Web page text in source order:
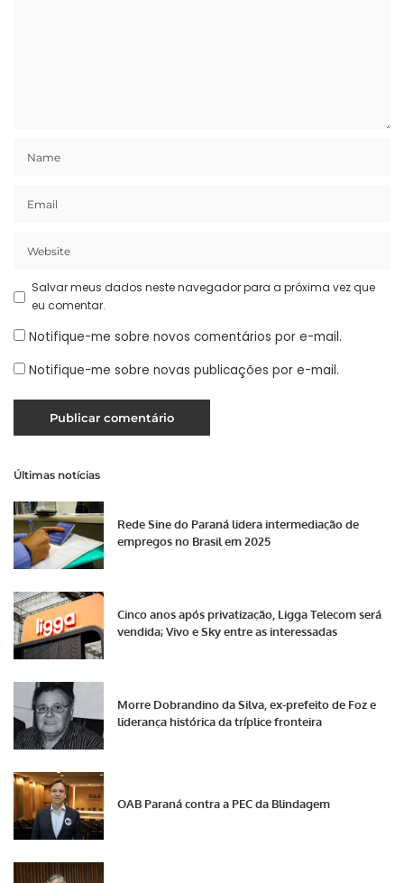
Salvar meus dados neste navegador para a próxima vez que
eu comentar.
Notifique-me sobre novos comentários por e-mail.
Notifique-me sobre novas publicações por e-mail.
Últimas notícias
Rede Sine do Paraná lidera intermediação de
empregos no Brasil em 2025
Cinco anos após privatização, Ligga Telecom será
vendida; Vivo e Sky entre as interessadas
Morre Dobrandino da Silva, ex-prefeito de Foz e
liderança histórica da tríplice fronteira
OAB Paraná contra a PEC da Blindagem